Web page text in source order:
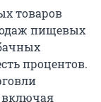
товаров
пищевых
процентов.
включая